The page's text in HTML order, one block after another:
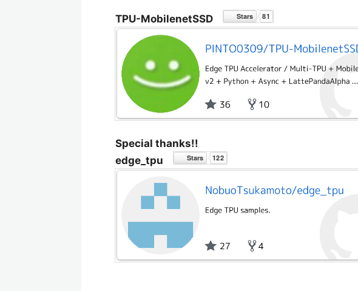
TPU-MobilenetSSD
Special thanks!!
edge_tpu